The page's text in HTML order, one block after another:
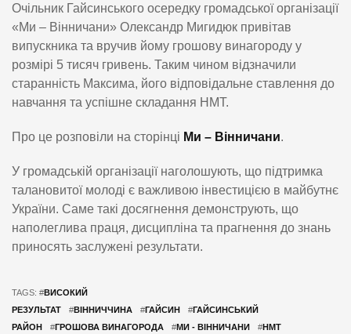
Очільник Гайсинського осередку громадської організації
«Ми – Вінничани» Олександр Мигидюк привітав
випускника та вручив йому грошову винагороду у
розмірі 5 тисяч гривень. Таким чином відзначили
старанність Максима, його відповідальне ставлення до
навчання та успішне складання НМТ.
Про це розповіли на сторінці Ми – Вінничани.
У громадській організації наголошують, що підтримка
талановитої молоді є важливою інвестицією в майбутнє
України. Саме такі досягнення демонструють, що
наполеглива праця, дисципліна та прагнення до знань
приносять заслужені результати.
TAGS: #ВИСОКИЙ
РЕЗУЛЬТАТ
#ВІННИЧЧИНА #ГАЙСИН #ГАЙСИНСЬКИЙ
РАЙОН
#ГРОШОВА ВИНАГОРОДА #МИ - ВІННИЧАНИ #НМТ